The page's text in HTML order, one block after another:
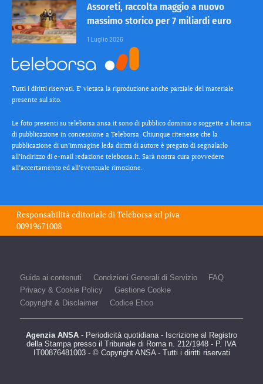
Assoreti, raccolta maggio a nuovo
massimo storico per 7 miliardi euro
1 Luglio 2026
Tutti i diritti riservati. E’ vietata la riproduzione anche parziale del materiale
presente sul sito.
Le foto presenti su teleborsa.ansa.it sono di pubblico dominio o soggette a licenza
di pubblicazione in concessione a Teleborsa. Chiunque ritenesse che la
pubblicazione di un’immagine leda diritti di autore è pregato di segnalarlo
all’indirizzo di e-mail redazione teleborsa.it. Sarà nostra cura provvedere
all’accertamento ed all’eventuale rimozione.
Responsabilità editoriale diTeleborsa srlpiva
00919671008
Guida ai contenuti Condizioni Generali di Servizio
FAQ
Privacy & Cookie Policy
Gestione Cookie
Copyright & Disclaimer
Codice Etico
Agenzia ANSA - Periodicità quotidiana - Iscrizione al Registro
della Stampa presso il Tribunale di Roma n. 212/1948 - P. IVA
IT00876481003 - © Copyright ANSA - Tutti i diritti riservati